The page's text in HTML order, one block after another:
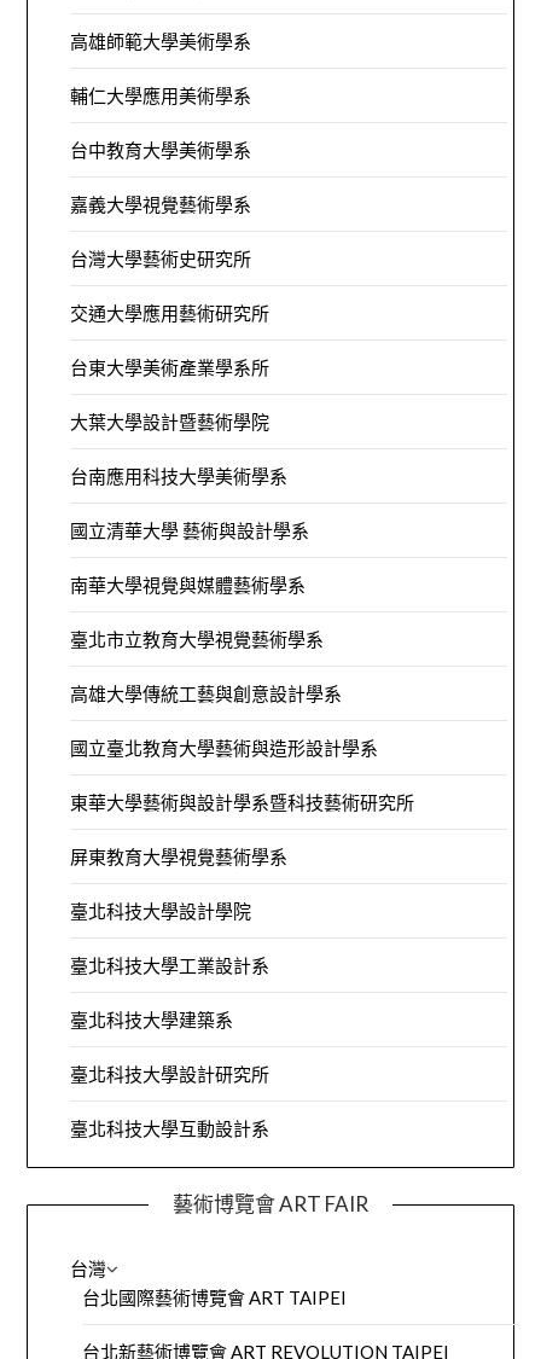
高雄師範大學美術學系
輔仁大學應用美術學系
台中教育大學美術學系
嘉義大學視覺藝術學系
台灣大學藝術史研究所
交通大學應用藝術研究所
台東大學美術產業學系所
大葉大學設計暨藝術學院
台南應用科技大學美術學系
國立清華大學 藝術與設計學系
南華大學視覺與媒體藝術學系
臺北市立教育大學視覺藝術學系
高雄大學傳統工藝與創意設計學系
國立臺北教育大學藝術與造形設計學系
東華大學藝術與設計學系暨科技藝術研究所
屏東教育大學視覺藝術學系
臺北科技大學設計學院
臺北科技大學工業設計系
臺北科技大學建築系
臺北科技大學設計研究所
臺北科技大學互動設計系
藝術博覽會 ART FAIR
台灣
台北國際藝術博覽會 ART TAIPEI
台北新藝術博覽會 ART REVOLUTION TAIPEI